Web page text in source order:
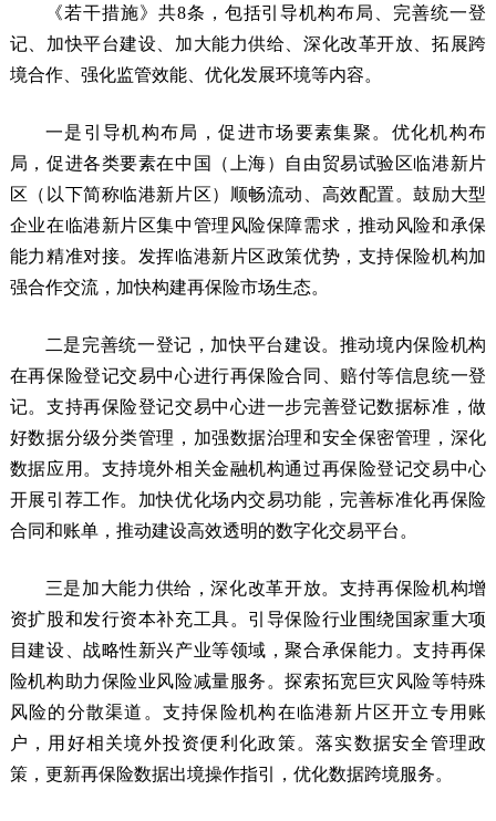
《若干措施》共8条，包括引导机构布局、完善统一登
记、加快平台建设、加大能力供给、深化改革开放、拓展跨
境合作、强化监管效能、优化发展环境等内容。
一是引导机构布局，促进市场要素集聚。优化机构布
局，促进各类要素在中国（上海）自由贸易试验区临港新片
区（以下简称临港新片区）顺畅流动、高效配置。鼓励大型
企业在临港新片区集中管理风险保障需求，推动风险和承保
能力精准对接。发挥临港新片区政策优势，支持保险机构加
强合作交流，加快构建再保险市场生态。
二是完善统一登记，加快平台建设。推动境内保险机构
在再保险登记交易中心进行再保险合同、赔付等信息统一登
记。支持再保险登记交易中心进一步完善登记数据标准，做
好数据分级分类管理，加强数据治理和安全保密管理，深化
数据应用。支持境外相关金融机构通过再保险登记交易中心
开展引荐工作。加快优化场内交易功能，完善标准化再保险
合同和账单，推动建设高效透明的数字化交易平台。
三是加大能力供给，深化改革开放。支持再保险机构增
资扩股和发行资本补充工具。引导保险行业围绕国家重大项
目建设、战略性新兴产业等领域，聚合承保能力。支持再保
险机构助力保险业风险减量服务。探索拓宽巨灾风险等特殊
风险的分散渠道。支持保险机构在临港新片区开立专用账
户，用好相关境外投资便利化政策。落实数据安全管理政
策，更新再保险数据出境操作指引，优化数据跨境服务。